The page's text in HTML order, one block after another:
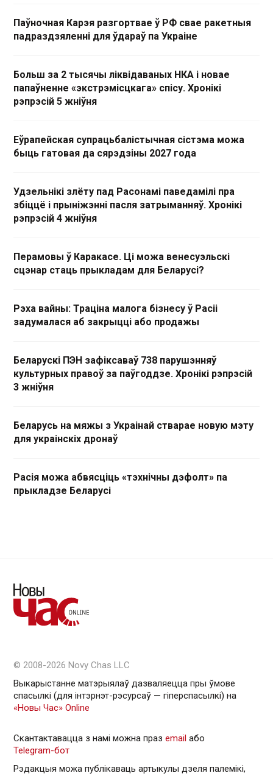
Паўночная Карэя разгортвае ў РФ свае ракетныя
падраздзяленні для ўдараў па Украіне
Больш за 2 тысячы ліквідаваных НКА і новае
папаўненне «экстрэмісцкага» спісу. Хронікі
рэпрэсій 5 жніўня
Еўрапейская супрацьбалістычная сістэма можа
быць гатовая да сярэдзіны 2027 года
Удзельнікі злёту пад Расонамі паведамілі пра
збіццё і прыніжэнні пасля затрыманняў. Хронікі
рэпрэсій 4 жніўня
Перамовы ў Каракасе. Ці можа венесуэльскі
сцэнар стаць прыкладам для Беларусі?
Рэха вайны: Траціна малога бізнесу ў Расіі
задумалася аб закрыцці або продажы
Беларускі ПЭН зафіксаваў 738 парушэнняў
культурных правоў за паўгоддзе. Хронікі рэпрэсій
3 жніўня
Беларусь на мяжы з Украінай стварае новую мэту
для украінскіх дронаў
Расія можа абвясціць «тэхнічны дэфолт» па
прыкладзе Беларусі
© 2008-2026 Novy Chas LLC
Выкарыстанне матэрыялаў дазваляецца пры ўмове
спасылкі (для інтэрнэт-рэсурсаў — гiперспасылкi) на
«Новы Час» Online
Скантактавацца з намі можна праз email або
Telegram-бот
Рэдакцыя можа публікаваць артыкулы дзеля палемікі,